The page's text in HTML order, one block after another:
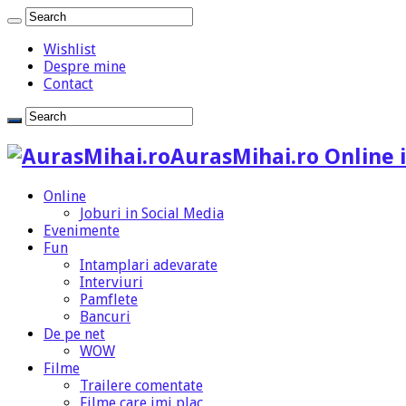
Wishlist
Despre mine
Contact
AurasMihai.ro Online
Online
Joburi in Social Media
Evenimente
Fun
Intamplari adevarate
Interviuri
Pamflete
Bancuri
De pe net
WOW
Filme
Trailere comentate